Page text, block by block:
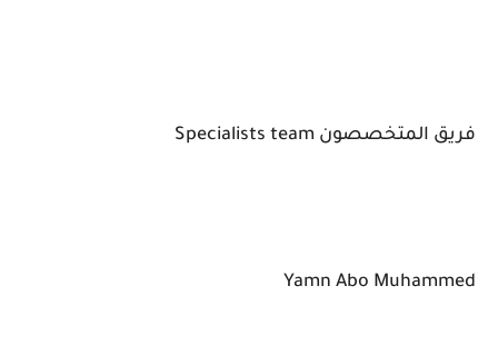
فريق المتخصصون Specialists team
Yamn Abo Muhammed